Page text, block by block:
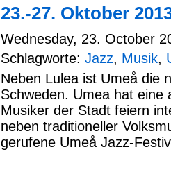
23.-27. Oktober
Wednesday, 23. October
Schlagworte: Jazz, Musik,
Neben Lulea ist Umeå die
Schweden. Umea hat eine
Musiker der Stadt feiern
neben traditioneller
gerufene Umeå Jazz-